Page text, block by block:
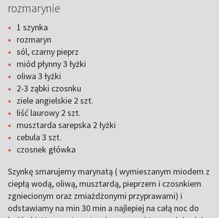
rozmarynie
1 szynka
rozmaryn
sól, czarny pieprz
miód płynny 3 łyżki
oliwa 3 łyżki
2-3 ząbki czosnku
ziele angielskie 2 szt.
liść laurowy 2 szt.
musztarda sarepska 2 łyżki
cebula 3 szt.
czosnek główka
Szynkę smarujemy marynatą ( wymieszanym miodem z
ciepłą wodą, oliwą, musztardą, pieprzem i czosnkiem
zgniecionym oraz zmiażdżonymi przyprawami) i
odstawiamy na min 30 min a najlepiej na całą noc do